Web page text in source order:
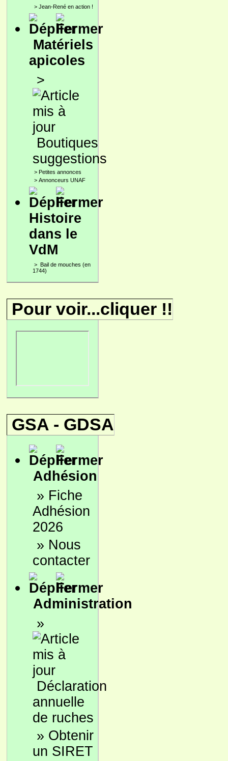
> Jean-René en action !
Matériels
apicoles
>
Boutiques
suggestions
> Petites annonces
> Annonceurs UNAF
Histoire
dans le
VdM
> Bail de mouches (en
1744)
Pour voir...cliquer !!
GSA - GDSA
Adhésion
» Fiche
Adhésion
2026
» Nous
contacter
Administration
»
Déclaration
annuelle
de ruches
» Obtenir
un SIRET